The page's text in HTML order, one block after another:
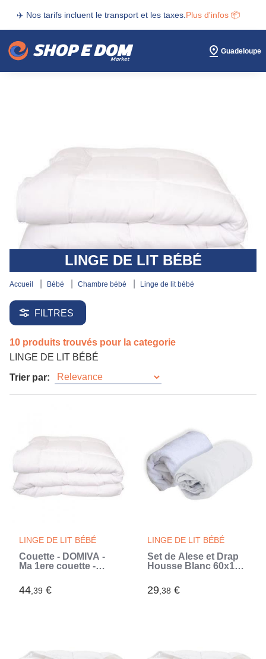
✈️ Nos tarifs incluent le transport et les taxes. Plus d'infos 📦
Guadeloupe
LINGE DE LIT BÉBÉ
accueil bébé chambre bébé linge de lit bébé
FILTRES
10 produits trouvés pour la categorie
LINGE DE LIT BÉBÉ
Trier par:
LINGE DE LIT BÉBÉ
Couette - DOMIVA -
Ma 1ere couette -
Enfant - 300g/m²
(Blanc)
44,39 €
LINGE DE LIT BÉBÉ
Set de Alese et Drap
Housse Blanc 60x120
Polyuréthane -
Imperméable et
29,38 €